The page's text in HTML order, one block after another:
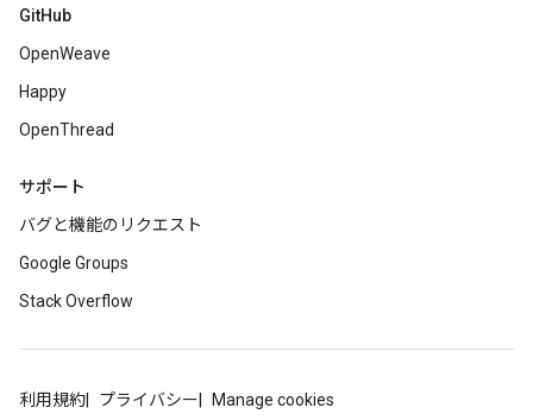
GitHub
OpenWeave
Happy
OpenThread
サポート
バグと機能のリクエスト
Google Groups
Stack Overflow
利用規約 プライバシー Manage cookies